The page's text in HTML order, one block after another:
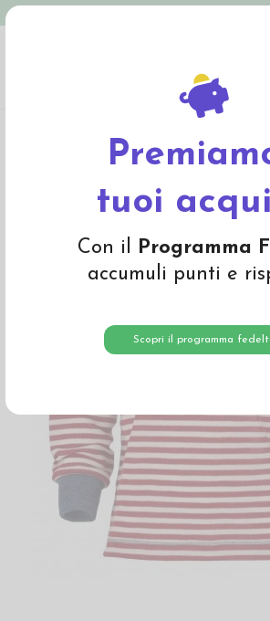
tuoi
Con il Programma
accumuli punti e
Scopri il programma